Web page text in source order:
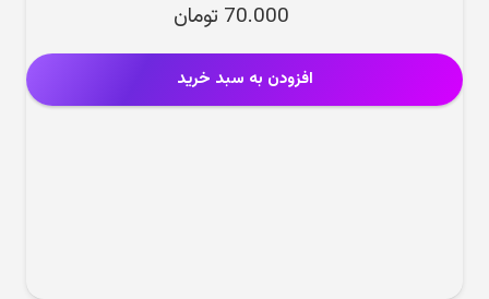
70.000 تومان
افزودن به سبد خرید